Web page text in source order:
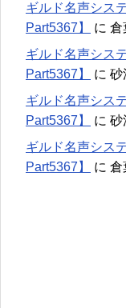
ギルド名声シス
Part5367】
に 倉
ギルド名声シス
Part5367】
に 砂
ギルド名声シス
Part5367】
に 砂
ギルド名声シス
Part5367】
に 倉